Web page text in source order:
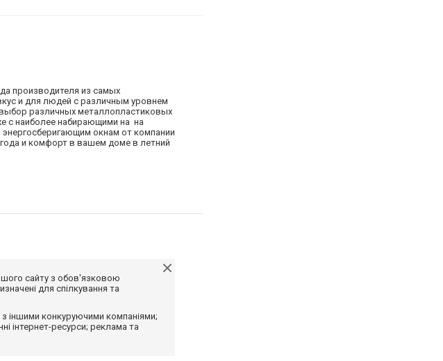
производителя из самых
и для людей с различным уровнем
различных металлопластиковых
с наиболее набирающими на на
окнам от компании
и комфорт в вашем доме в летний
сайту з обов'язковою
для спілкування та
іншими конкуруючими компаніями;
інтернет-ресурси; реклама та